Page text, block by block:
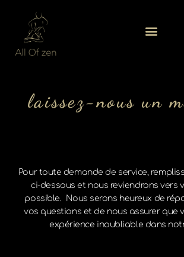
laissez-nous un
Pour toute demande de service,
ci-dessous et nous reviendrons vers
possible.
Nous serons heureux de
vos questions et de nous assurer que
expérience inoubliable dans